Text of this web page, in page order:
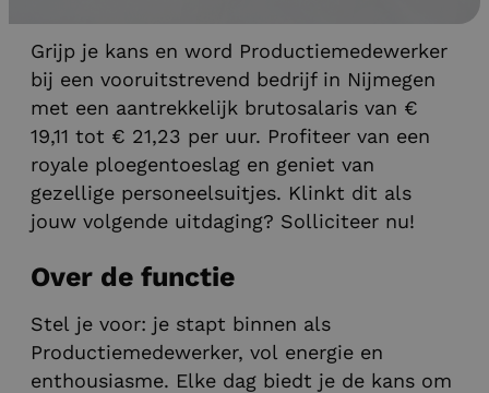
Grijp je kans en word Productiemedewerker
bij een vooruitstrevend bedrijf in Nijmegen
met een aantrekkelijk brutosalaris van €
19,11 tot € 21,23 per uur. Profiteer van een
royale ploegentoeslag en geniet van
gezellige personeelsuitjes. Klinkt dit als
jouw volgende uitdaging? Solliciteer nu!
Over de functie
Stel je voor: je stapt binnen als
Productiemedewerker, vol energie en
enthousiasme. Elke dag biedt je de kans om